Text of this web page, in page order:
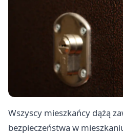
Wszyscy mieszkańcy dążą
bezpieczeństwa w